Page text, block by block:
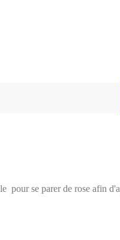
pour se parer de rose afin